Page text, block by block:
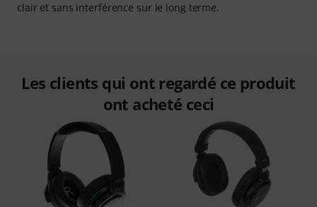
clair et sans interférence sur le long terme.
Les clients qui ont regardé ce produit
ont acheté ceci